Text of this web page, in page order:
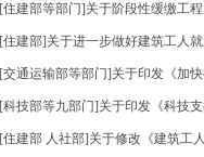
[住建部等部门]关于阶段性缓缴工
[住建部]关于进一步做好建筑工人
[交通运输部等部门]关于印发《加
[科技部等九部门]关于印发《科技
[住建部 人社部]关于修改《建筑工